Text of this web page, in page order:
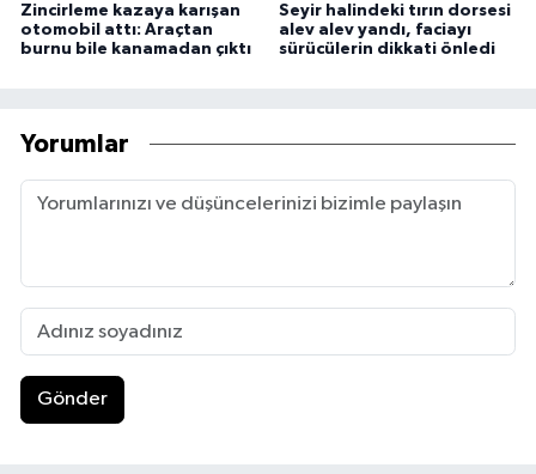
Zincirleme kazaya karışan
otomobil attı: Araçtan
burnu bile kanamadan çıktı
Seyir halindeki tırın dorsesi
alev alev yandı, faciayı
sürücülerin dikkati önledi
Yorumlar
Gönder